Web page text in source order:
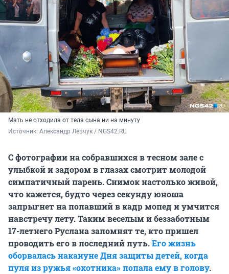
Мать не отходила от тела сына ни на минуту
Источник: Александр Левчук / NGS42.RU
С фотографии на собравшихся в тесном зале с
улыбкой и задором в глазах смотрит молодой
симпатичный парень. Снимок настолько живой,
что кажется, будто через секунду юноша
запрыгнет на попавший в кадр мопед и умчится
навстречу лету. Таким веселым и беззаботным
17-летнего Руслана запомнят те, кто пришел
проводить его в последний путь.Его жизнь
оборвалась накануне Дня защиты детей, когда
пуля из ружья «охотника» попала ему в голову.